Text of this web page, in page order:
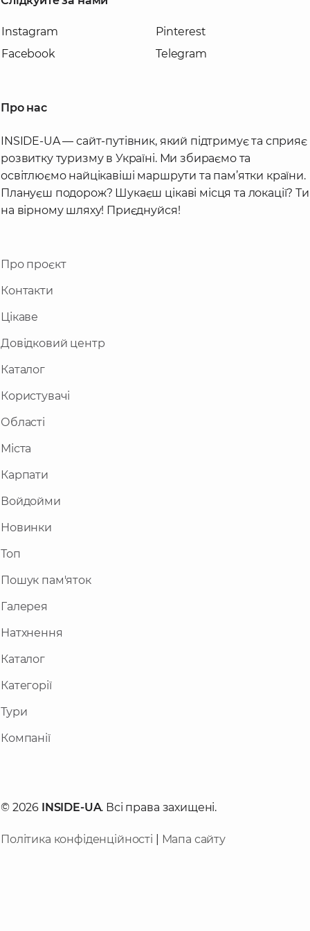
Сьогодні костел святого Йосипа Обручника
є діючим, і в ньому проводяться
Instagram
Facebook
Pinterest
Telegram
Про нас
INSIDE-UA — сайт-путівник, який підтримує та сприяє
розвитку туризму в Україні. Ми збираємо та
освітлюємо найцікавіші маршрути та пам’ятки країни.
Плануєш подорож? Шукаєш цікаві місця та локації? Ти
на вірному шляху! Приєднуйся!
Про проєкт
Контакти
Цікаве
Довідковий центр
Каталог
Користувачі
Області
Міста
Карпати
Войдойми
Новинки
Топ
Пошук пам'яток
Галерея
Натхнення
Каталог
Категорії
Тури
Компанії
© 2026 INSIDE-UA. Всі права захищені.
Політика конфіденційності Мапа сайту